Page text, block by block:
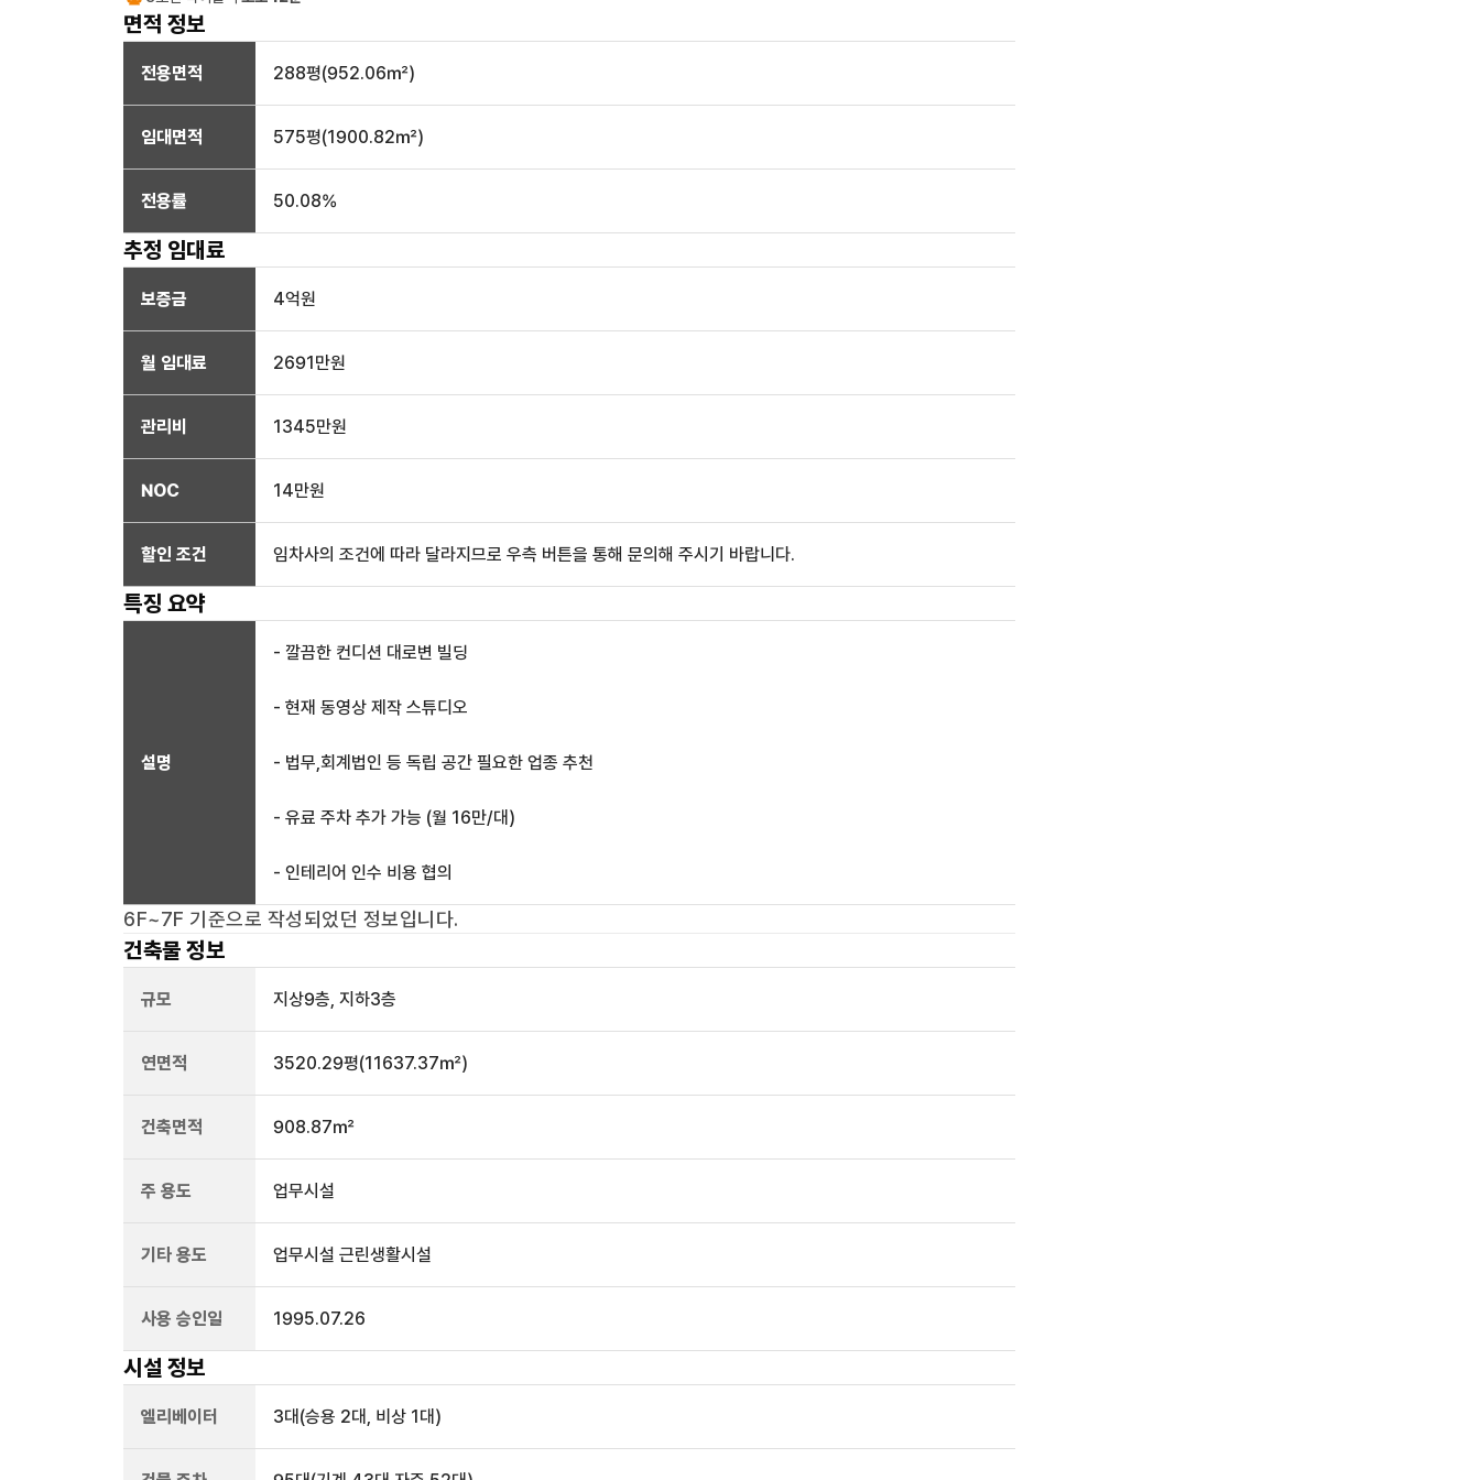
면적 정보
전용면적 288평(952.06㎡)
임대면적 575평(1900.82㎡)
전용률 50.08%
추정 임대료
보증금 4억원
월 임대료 2691만원
관리비 1345만원
NOC 14만원
할인 조건 임차사의 조건에 따라 달라지므로 우측 버튼을 통해 문의해 주시기 바랍니다.
특징 요약
설명
- 깔끔한 컨디션 대로변 빌딩
- 현재 동영상 제작 스튜디오
- 법무,회계법인 등 독립 공간 필요한 업종 추천
- 유료 주차 추가 가능 (월 16만/대)
- 인테리어 인수 비용 협의
6F~7F 기준으로 작성되었던 정보입니다.
건축물 정보
규모 지상9층, 지하3층
연면적 3520.29평(11637.37㎡)
건축면적 908.87㎡
주 용도 업무시설
기타 용도 업무시설 근린생활시설
사용 승인일 1995.07.26
시설 정보
엘리베이터 3대 (승용 2대, 비상 1대)